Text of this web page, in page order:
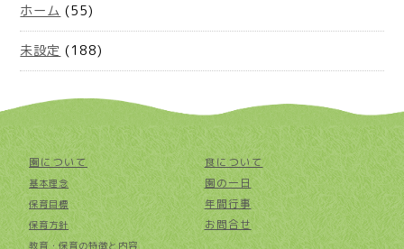
ホーム (55)
未設定 (188)
園について
基本理念
保育目標
保育方針
教育・保育の特徴と内容
食について
園の一日
年間行事
お問合せ